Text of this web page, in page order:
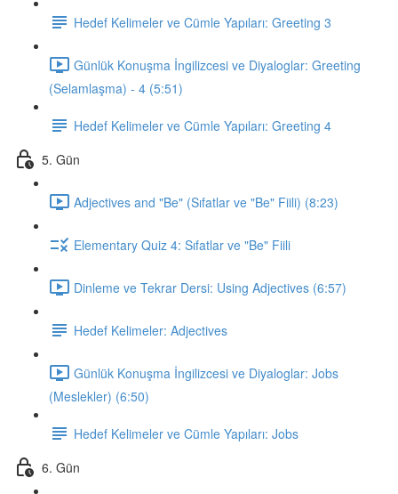
Hedef Kelimeler ve Cümle Yapıları: Greeting 3
Günlük Konuşma İngilizcesi ve Diyaloglar: Greeting
(Selamlaşma) - 4 (5:51)
Hedef Kelimeler ve Cümle Yapıları: Greeting 4
5. Gün
Adjectives and "Be" (Sıfatlar ve "Be" Fiili) (8:23)
Elementary Quiz 4: Sıfatlar ve "Be" Fiili
Dinleme ve Tekrar Dersi: Using Adjectives (6:57)
Hedef Kelimeler: Adjectives
Günlük Konuşma İngilizcesi ve Diyaloglar: Jobs
(Meslekler) (6:50)
Hedef Kelimeler ve Cümle Yapıları: Jobs
6. Gün